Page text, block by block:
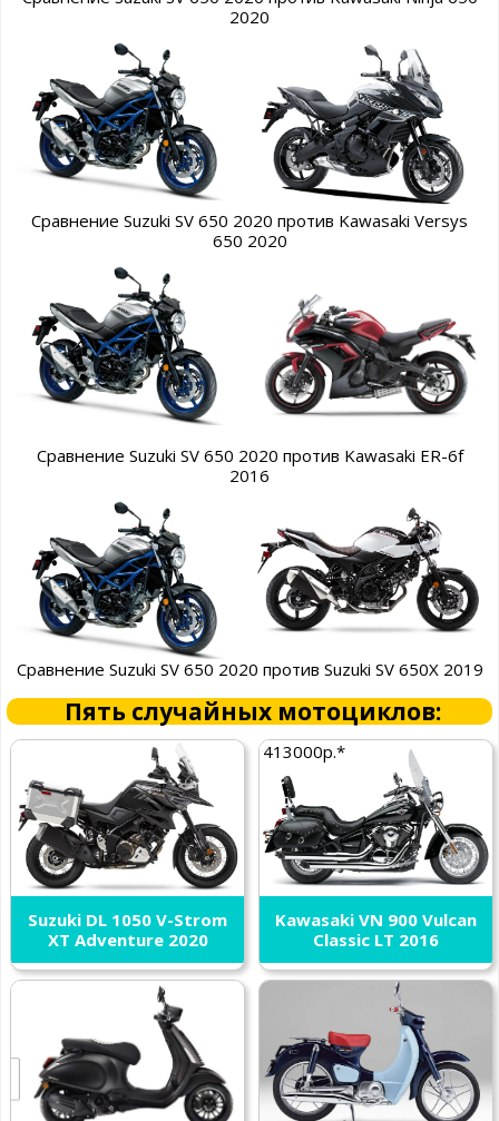
2020
Сравнение Suzuki SV 650 2020 против Kawasaki Versys
650 2020
Сравнение Suzuki SV 650 2020 против Kawasaki ER-6f
2016
Сравнение Suzuki SV 650 2020 против Suzuki SV 650X 2019
Пять случайных мотоциклов:
Suzuki DL 1050 V-Strom
XT Adventure 2020
413000р.*
Kawasaki VN 900 Vulcan
Classic LT 2016